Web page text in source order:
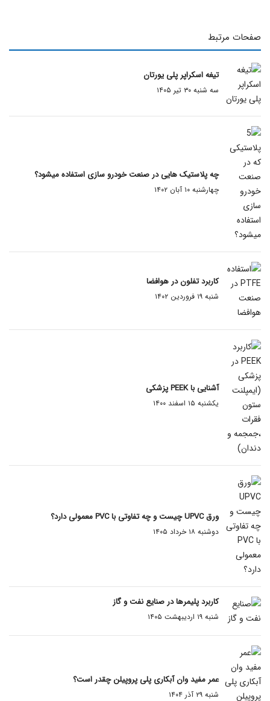
صفحات مرتبط
تیغه اسکراپر پلی یورتان
سه شنبه ۳۰ تیر ۱۴۰۵
چه پلاستیک هایی در صنعت خودرو سازی استفاده میشود؟
چهارشنبه ۱۰ آبان ۱۴۰۲
کاربرد تفلون در هوافضا
شنبه ۱۹ فروردین ۱۴۰۲
آشنایی با PEEK پزشکی
یکشنبه ۱۵ اسفند ۱۴۰۰
ورق UPVC چیست و چه تفاوتی با PVC معمولی دارد؟
دوشنبه ۱۸ خرداد ۱۴۰۵
کاربرد پلیمرها در صنایع نفت و گاز
شنبه ۱۹ اردیبهشت ۱۴۰۵
عمر مفید وان آبکاری پلی پروپیلن چقدر است؟
شنبه ۲۹ آذر ۱۴۰۴